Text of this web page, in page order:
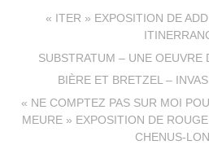
« ITER » EXPOSITION DE
SUBSTRATUM – UNE OEUVRE
BIÈRE ET BRETZEL –
« NE COMPTEZ PAS SUR MOI
MEURE » EXPOSITION DE
CHENUS-